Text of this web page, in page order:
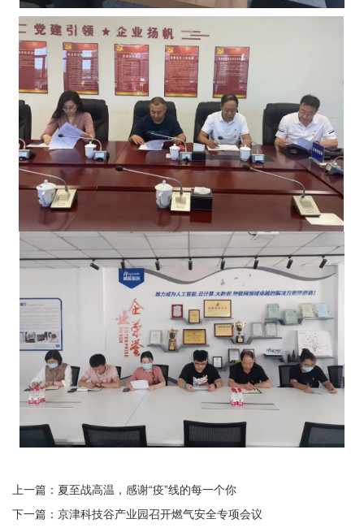
上一篇：夏至战高温，感谢“疫”线的每一个你
下一篇：京津科技谷产业园召开燃气安全专项会议